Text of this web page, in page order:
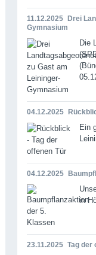
11.12.2025
Drei
Gymnasium
Die
04.12.2025
Ein
04.12.2025
in
23.11.2025 Tag der